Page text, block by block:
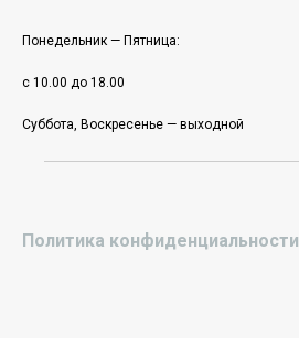
Понедельник — Пятница:
с 10.00 до 18.00
Суббота, Воскресенье — выходной
Политика конфиденциальности